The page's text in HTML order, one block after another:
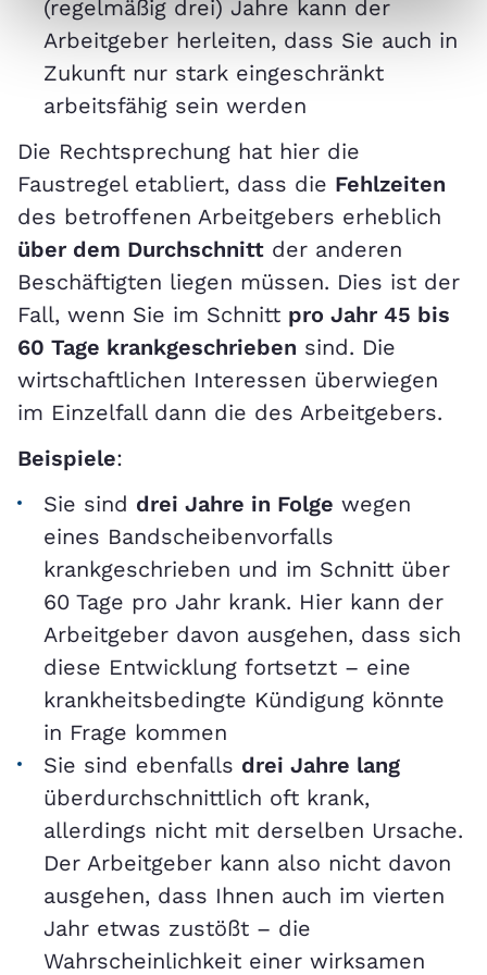
(regelmäßig drei) Jahre kann der
Arbeitgeber herleiten, dass Sie auch in
Zukunft nur stark eingeschränkt
arbeitsfähig sein werden
Die Rechtsprechung hat hier die
Faustregel etabliert, dass die Fehlzeiten
des betroffenen Arbeitgebers erheblich
über dem Durchschnitt der anderen
Beschäftigten liegen müssen. Dies ist der
Fall, wenn Sie im Schnitt pro Jahr 45 bis
60 Tage krankgeschrieben sind. Die
wirtschaftlichen Interessen überwiegen
im Einzelfall dann die des Arbeitgebers.
Beispiele:
Sie sind drei Jahre in Folge wegen
eines Bandscheibenvorfalls
krankgeschrieben und im Schnitt über
60 Tage pro Jahr krank. Hier kann der
Arbeitgeber davon ausgehen, dass sich
diese Entwicklung fortsetzt – eine
krankheitsbedingte Kündigung könnte
in Frage kommen
Sie sind ebenfalls drei Jahre lang
überdurchschnittlich oft krank,
allerdings nicht mit derselben Ursache.
Der Arbeitgeber kann also nicht davon
ausgehen, dass Ihnen auch im vierten
Jahr etwas zustößt – die
Wahrscheinlichkeit einer wirksamen